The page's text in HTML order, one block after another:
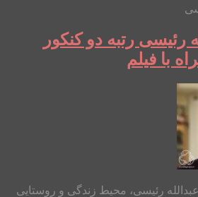
رئیسی رتبه دو کنکور
رئیسی، محیط زندگی و روستایی